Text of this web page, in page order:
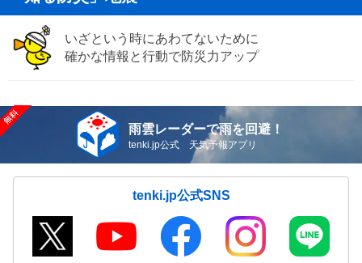
いざという時にあわてないために
確かな情報と行動で防災力アップ
雨雲レーダーで雨を回避！
tenki.jp公式 天気予報アプリ
tenki.jp公式SNS